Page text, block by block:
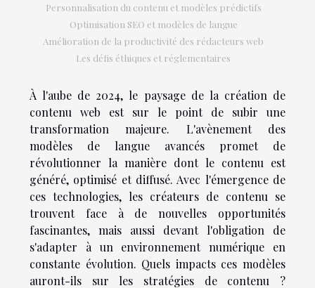
Personnalisation du contenu et modèles prédictifs
Optimisation SEO et modèles de langue
Amélioration de la productivité des rédacteurs web
Les défis éthiques et réglementaires
À l'aube de 2024, le paysage de la création de
contenu web est sur le point de subir une
transformation majeure. L'avènement des
modèles de langue avancés promet de
révolutionner la manière dont le contenu est
généré, optimisé et diffusé. Avec l'émergence de
ces technologies, les créateurs de contenu se
trouvent face à de nouvelles opportunités
fascinantes, mais aussi devant l'obligation de
s'adapter à un environnement numérique en
constante évolution. Quels impacts ces modèles
auront-ils sur les stratégies de contenu ?